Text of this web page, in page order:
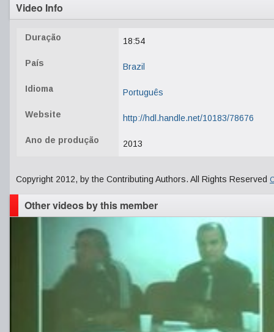
Video Info
Duração 18:54
País Brazil
Idioma Português
Website http://hdl.handle.net/10183/78676
Ano de produção 2013
Copyright 2012, by the Contributing Authors. All Rights Reserved
Other videos by this member